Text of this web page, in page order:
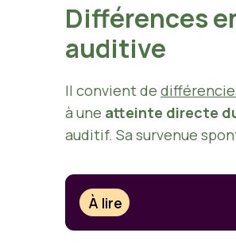
Différences
auditive
Il convient de
à une atteinte directe
auditif. Sa survenue
À lire